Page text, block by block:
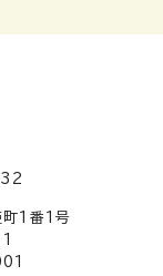
1番1号